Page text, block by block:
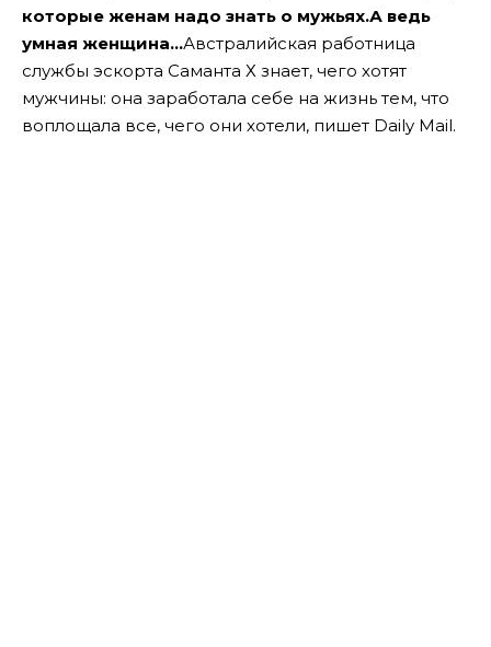
которые женам надо знать о мужьях.А ведь
умная женщина…Австралийская работница
службы эскорта Саманта Х знает, чего хотят
мужчины: она заработала себе на жизнь тем, что
воплощала все, чего они хотели, пишет Daily Mail.